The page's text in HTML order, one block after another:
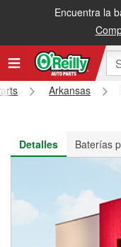
Encuentra la
Recibe tu orden
Arkansas
Detalles
Baterías